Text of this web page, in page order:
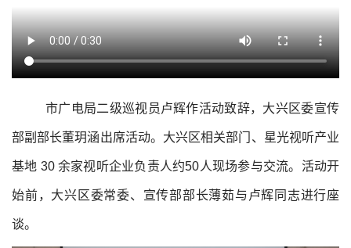
市广电局二级巡视员卢辉作活动致辞，大兴区委宣传
部副部长董玥涵出席活动。大兴区相关部门、星光视听产业
基地 30 余家视听企业负责人约50人现场参与交流。活动开
始前，大兴区委常委、宣传部部长薄茹与卢辉同志进行座
谈。